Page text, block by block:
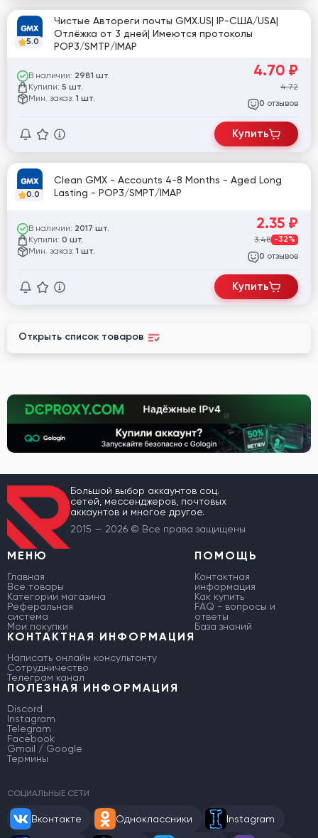
5.0
Чистые Автореги почты GMX.US| IP-США/USA|
Отлёжка от 3 дней| Имеются протоколы
POP3/SMTP/IMAP
В наличии: 2981 шт.
Купили: 5 шт.
Мин. заказ: 1 шт.
4.70 ₽
4.72
0 отзывов
Купить
0.0
Clean GMX - Accounts 4-8 Months - Aged Long
Lasting - POP3/SMPT/IMAP
В наличии: 2017 шт.
Купили: 0 шт.
Мин. заказ: 1 шт.
2.35 ₽
3.48 -32%
0 отзывов
Купить
Открыть список товаров
Большой выбор аккаунтов соц.
сетей, мессенджеров, почтовых
аккаунтов и многое другое.
2015 — 2026 © Все права защищены
МЕНЮ
Главная
Все товары
Категории магазина
Реферальная
система
Мои покупки
ПОМОЩЬ
Контактная
информация
Как купить
FAQ - вопросы и
ответы
База знаний
КОНТАКТНАЯ ИНФОРМАЦИЯ
Написать онлайн консультанту
Сотрудничество
Телеграм канал
ПОЛЕЗНАЯ ИНФОРМАЦИЯ
Discord
Instagram
Telegram
Facebook
Gmail / Google
Термины
СОЦИАЛЬНЫЕ СЕТИ
Вконтакте Одноклассники Instagram